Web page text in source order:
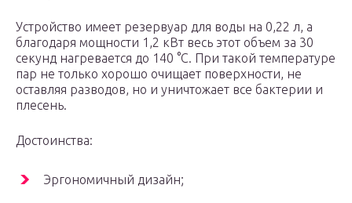
Устройство имеет резервуар для воды на 0,22 л, а
благодаря мощности 1,2 кВт весь этот объем за 30
секунд нагревается до 140 °С. При такой температуре
пар не только хорошо очищает поверхности, не
оставляя разводов, но и уничтожает все бактерии и
плесень.
Достоинства:
Эргономичный дизайн;